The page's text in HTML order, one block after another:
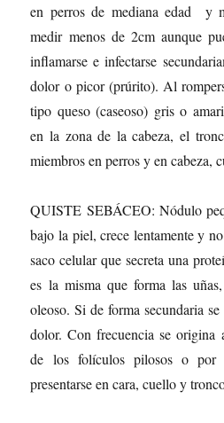
en perros de mediana edad y
medir menos de 2cm aunque
inflamarse e infectarse
dolor o picor (prúrito). Al
tipo queso (caseoso) gris o
en la zona de la cabeza, el
miembros en perros y en cabeza,
QUISTE SEBÁCEO: Nódulo
bajo la piel, crece lentamente y
saco celular que secreta una
es la misma que forma las
oleoso. Si de forma secundaria
dolor. Con frecuencia se
de los folículos pilosos o por
presentarse en cara, cuello y